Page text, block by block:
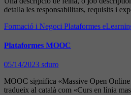
detalla les responsabilitats, requisits i
Formació i Negoci Plataformes
Plataformes MOOC
05/14/2023 sduro
MOOC significa «Massive Open Online
tradueix al català com «Curs en línia